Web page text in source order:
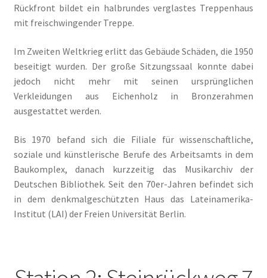
Privacy Policy
Spurensuche
Stammtisch mit Künstlern
Veranstaltung
BEETHOVEN…bei uns in der Berliner Künstlerkolonie
Berlin Rundgänge
Vereinsgeschichte
Rückfront bildet ein halbrundes verglastes Treppenhaus
mit freischwingender Treppe.
Im Zweiten Weltkrieg erlitt das Gebäude Schäden, die 1950
beseitigt wurden. Der große Sitzungssaal konnte dabei
jedoch nicht mehr mit seinen ursprünglichen
Verkleidungen aus Eichenholz in Bronzerahmen
ausgestattet werden.
Bis 1970 befand sich die Filiale für wissenschaftliche,
soziale und künstlerische Berufe des Arbeitsamts in dem
Baukomplex, danach kurzzeitig das Musikarchiv der
Deutschen Bibliothek. Seit den 70er-Jahren befindet sich
in dem denkmalgeschützten Haus das Lateinamerika-
Institut (LAI) der Freien Universität Berlin.